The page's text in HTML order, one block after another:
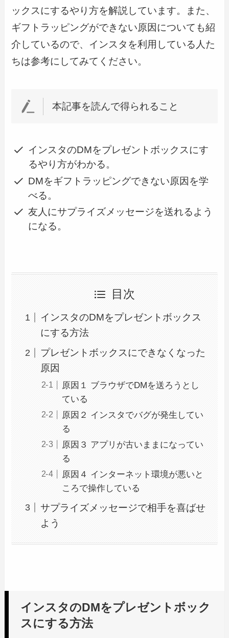
ックスにするやり方を解説しています。また、
ギフトラッピングができない原因についても紹
介しているので、インスタを利用している人た
ちは参考にしてみてください。
本記事を読んで得られること
インスタのDMをプレゼントボックスにす
るやり方がわかる。
DMをギフトラッピングできない原因を学
べる。
友人にサプライズメッセージを送れるよう
になる。
目次
インスタのDMをプレゼントボックス
にする方法
プレゼントボックスにできなくなった
原因
原因１ ブラウザでDMを送ろうとし
ている
原因２ インスタでバグが発生してい
る
原因３ アプリが古いままになってい
る
原因４ インターネット環境が悪いと
ころで操作している
サプライズメッセージで相手を喜ばせ
よう
インスタのDMをプレゼントボック
スにする方法